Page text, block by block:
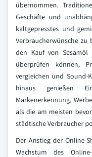
übernommen.
Geschäfte und
kaltgepresstes und
Verbraucherwünsche zu
den Kauf von Sesamöl
überprüfen können,
vergleichen und Sound-
hinaus genießen
Markenerkennung,
als die am meisten
städtische Verbraucher
Der Anstieg der Online-
Wachstum des